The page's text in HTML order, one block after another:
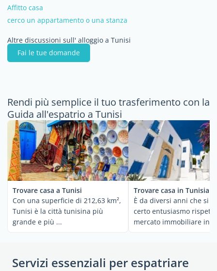
Affitto casa
cerco un appartamento o una stanza
Altre discussioni sull' alloggio a Tunisi
Fai le tue domande
Rendi più semplice il tuo trasferimento con la
Guida all'espatrio a Tunisi
Trovare casa a Tunisi
Con una superficie di 212,63 km²,
Tunisi è la città tunisina più
grande e più ...
Trovare casa in Tunisia
È da diversi anni che si
certo entusiasmo
mercato immobiliare in
Servizi essenziali per espatriare